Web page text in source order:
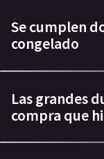
Se cumplen
congelado
Las grandes
compra que